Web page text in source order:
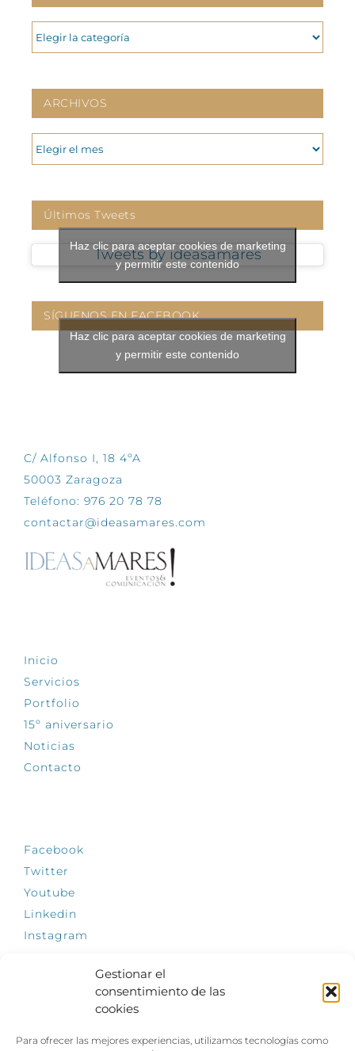
Gestionar el
consentimiento de las
cookies
Para ofrecer las mejores experiencias, utilizamos tecnologías como
CATEGORIAS
ARCHIVOS
ARCHIVOS
Últimos Tweets
Tweets by ideasamares
Haz clic para aceptar cookies de marketing
y permitir este contenido
SÍGUENOS EN FACEBOOK
Haz clic para aceptar cookies de marketing
y permitir este contenido
C/ Alfonso I, 18 4ºA
50003 Zaragoza
Teléfono: 976 20 78 78
contactar@ideasamares.com
Inicio
Servicios
Portfolio
15º aniversario
Noticias
Contacto
Facebook
Twitter
Youtube
Linkedin
Instagram